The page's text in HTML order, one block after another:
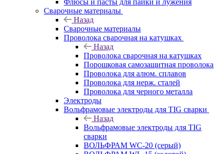
Флюсы и пасты для пайки и лужения
Сварочные материалы
Назад
Сварочные материалы
Проволока сварочная на катушках
Назад
Проволока сварочная на катушках
Порошковая самозащитная проволока
Проволока для алюм. сплавов
Проволока для нерж. сталей
Проволока для черного металла
Электроды
Вольфрамовые электроды для TIG сварки
Назад
Вольфрамовые электроды для TIG
сварки
ВОЛЬФРАМ WC-20 (серый)